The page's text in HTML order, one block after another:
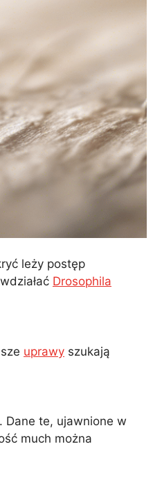
leży postęp
Drosophila
uprawy szukają
Dane te, ujawnione w
much można